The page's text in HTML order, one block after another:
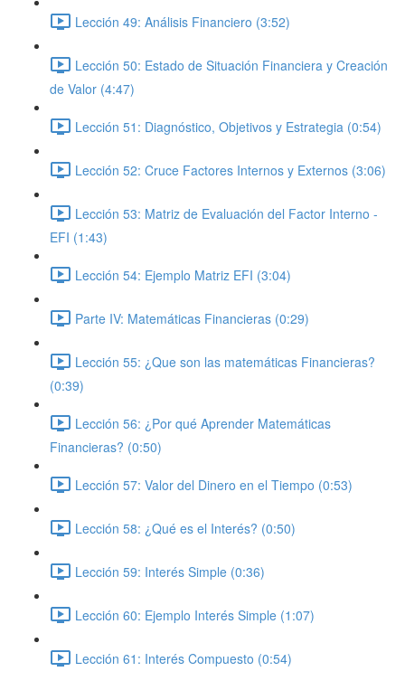
Lección 49: Análisis Financiero (3:52)
Lección 50: Estado de Situación Financiera y Creación
de Valor (4:47)
Lección 51: Diagnóstico, Objetivos y Estrategia (0:54)
Lección 52: Cruce Factores Internos y Externos (3:06)
Lección 53: Matriz de Evaluación del Factor Interno -
EFI (1:43)
Lección 54: Ejemplo Matriz EFI (3:04)
Parte IV: Matemáticas Financieras (0:29)
Lección 55: ¿Que son las matemáticas Financieras?
(0:39)
Lección 56: ¿Por qué Aprender Matemáticas
Financieras? (0:50)
Lección 57: Valor del Dinero en el Tiempo (0:53)
Lección 58: ¿Qué es el Interés? (0:50)
Lección 59: Interés Simple (0:36)
Lección 60: Ejemplo Interés Simple (1:07)
Lección 61: Interés Compuesto (0:54)